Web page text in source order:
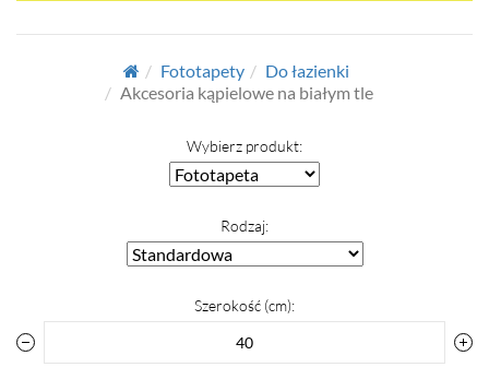
Fototapety
Do łazienki
Akcesoria kąpielowe na białym tle
Wybierz produkt:
Rodzaj:
Szerokość (cm):